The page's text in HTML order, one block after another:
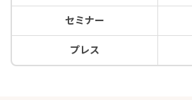
セミナー
プレス